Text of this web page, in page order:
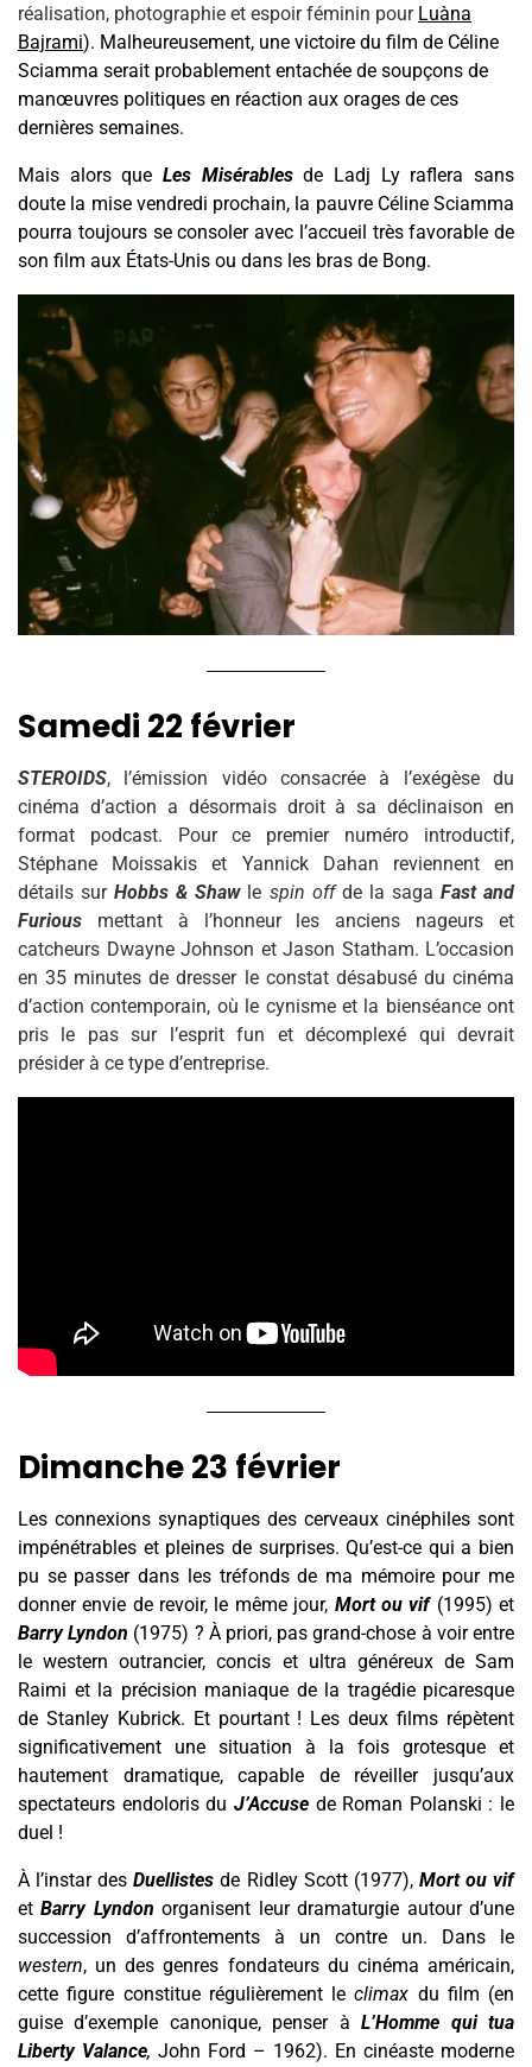
réalisation, photographie et espoir féminin pour Luàna
Bajrami). Malheureusement, une victoire du film de Céline
Sciamma serait probablement entachée de soupçons de
manœuvres politiques en réaction aux orages de ces
dernières semaines.
Mais alors queLes Misérables de Ladj Ly raflera sans
doute la mise vendredi prochain, la pauvre Céline Sciamma
pourra toujours se consoler avec l’accueil très favorable de
son film aux États-Unis ou dans les bras de Bong.
Samedi 22 février
STEROIDS, l’émission vidéo consacrée à l’exégèse du
cinéma d’action a désormais droit à sa déclinaison en
format podcast. Pour ce premier numéro introductif,
Stéphane Moissakis et Yannick Dahan reviennent en
détails surHobbs & Shawle spin offde la saga Fast and
Furious mettant à l’honneur les anciens nageurs et
catcheurs Dwayne Johnson et Jason Statham. L’occasion
en 35 minutes de dresser le constat désabusé du cinéma
d’action contemporain, où le cynisme et la bienséance ont
pris le pas sur l’esprit fun et décomplexé qui devrait
présider à ce type d’entreprise.
Dimanche 23 février
Les connexions synaptiques des cerveaux cinéphiles sont
impénétrables et pleines de surprises. Qu’est-ce qui a bien
pu se passer dans les tréfonds de ma mémoire pour me
donner envie de revoir, le même jour, Mort ou vif (1995) et
Barry Lyndon (1975) ? À priori, pas grand-chose à voir entre
le western outrancier, concis et ultra généreux de Sam
Raimi et la précision maniaque de la tragédie picaresque
de Stanley Kubrick. Et pourtant ! Les deux films répètent
significativement
une situation à la fois grotesque et
hautement dramatique,capable de réveiller jusqu’aux
spectateurs endoloris du J’Accusede Roman Polanski : le
duel !
À l’instar desDuellistesde Ridley Scott (1977), Mort ou vif
etBarry Lyndon organisent leur dramaturgie autour d’une
succession d’affrontements à un contre un.
Dans
le
western, un des genres fondateurs du cinéma américain,
cette figure constitue régulièrement leclimax du film (en
guise d’exemple canonique, penser àL’Homme qui tua
Liberty Valance, John Ford – 1962). En cinéaste moderne